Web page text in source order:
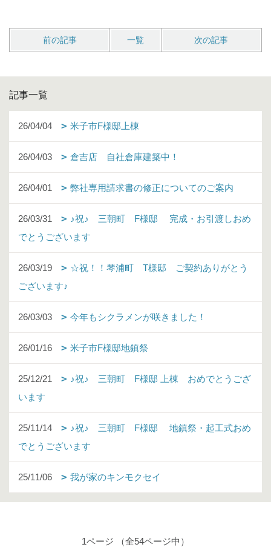
前の記事 一覧 次の記事
記事一覧
26/04/04 米子市F様邸上棟
26/04/03 倉吉店 自社倉庫建築中！
26/04/01 弊社専用請求書の修正についてのご案内
26/03/31
♪祝♪ 三朝町 F様邸 完成・お引渡しおめ
でとうございます
26/03/19
☆祝！！琴浦町 T様邸 ご契約ありがとう
ございます♪
26/03/03 今年もシクラメンが咲きました！
26/01/16 米子市F様邸地鎮祭
25/12/21
♪祝♪ 三朝町 F様邸 上棟 おめでとうござ
います
25/11/14
♪祝♪ 三朝町 F様邸 地鎮祭・起工式おめ
でとうございます
25/11/06 我が家のキンモクセイ
1ページ （全54ページ中）